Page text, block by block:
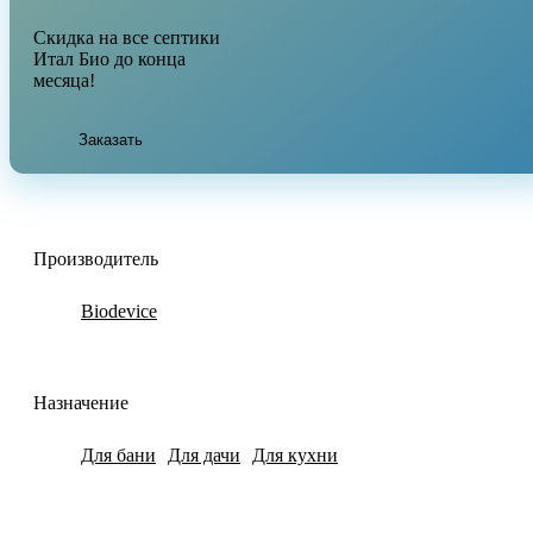
Скидка на все септики
Итал Био до конца
месяца!
Заказать
Производитель
Biodevice
Назначение
Для бани Для дачи Для кухни